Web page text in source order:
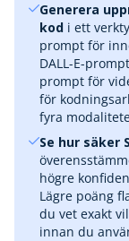
Generera
kod i ett
prompt för
DALL-E-
prompt för
för
fyra
Se hur säker
högre
Lägre poäng
du vet exakt
innan du